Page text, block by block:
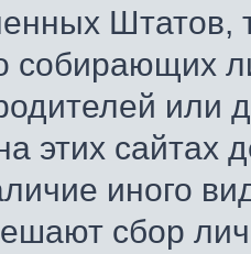
Штатов,
собирающих
или
этих сайтах
иного
сбор